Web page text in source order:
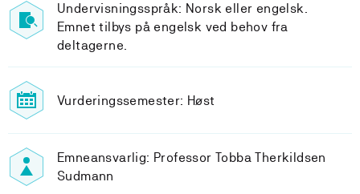
Undervisningsspråk: Norsk eller engelsk.
Emnet tilbys på engelsk ved behov fra
deltagerne.
Vurderingssemester: Høst
Emneansvarlig: Professor Tobba Therkildsen
Sudmann